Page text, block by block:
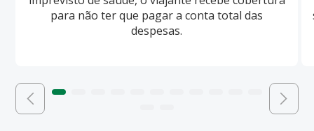
para não ter que pagar a conta total das
despesas.